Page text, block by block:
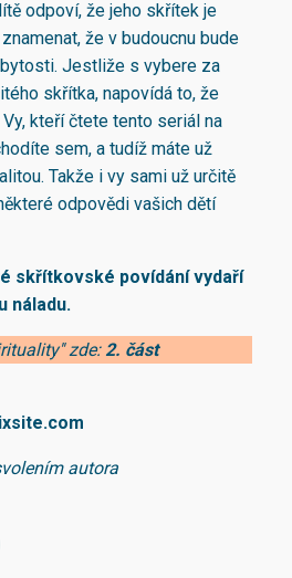
odpoví, že jeho skřítek je
že v budoucnu bude
Jestliže s vybere za
skřítka, napovídá to, že
kteří čtete tento seriál na
sem, a tudíž máte už
Takže i vy sami už určitě
odpovědi vašich dětí
skřítkovské povídání vydaří
náladu.
zde:2. část
autora